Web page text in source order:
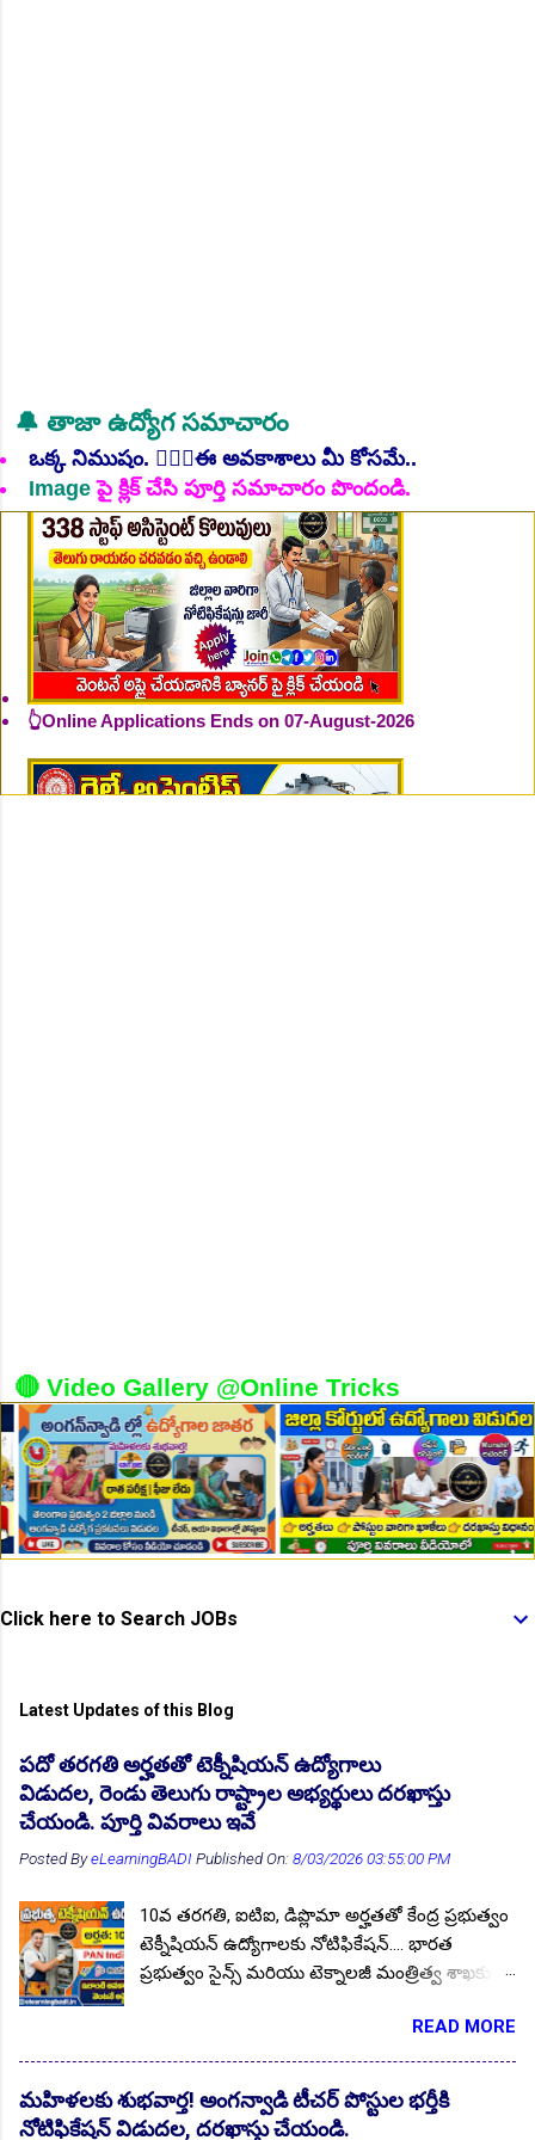
🔔 తాజా ఉద్యోగ సమాచారం
ఒక్క నిముషం. 💁🏻‍♂️ఈ అవకాశాలు మీ కోసమే..
Imageపై క్లిక్ చేసి పూర్తి సమాచారం పొందండి.
👆Online Applications Ends on 07-August-2026
👆Online Applications Ends on 10-August-2026
👆Online Applications Ends on 10-August-2026
🔴 Video Gallery @Online Tricks
Click here to Search JOBs
Latest Updates of this Blog
పదో తరగతి అర్హతతో టెక్నీషియన్ ఉద్యోగాలు
విడుదల, రెండు తెలుగు రాష్ట్రాల అభ్యర్థులు దరఖాస్తు
చేయండి. పూర్తి వివరాలు ఇవే
Posted ByeLearningBADI Published On:8/03/2026 03:55:00 PM
10వ తరగతి, ఐటిఐ, డిప్లొమా అర్హతతో కేంద్ర ప్రభుత్వం
టెక్నీషియన్ ఉద్యోగాలకు నోటిఫికేషన్.... భారత
ప్రభుత్వం సైన్స్ మరియు టెక్నాలజీ మంత్రిత్వ శాఖకు
(CSIR) లో ఖాళీగా ఉన్నటువంటి టెక్నీషియన్ పోస్టుల
భర్తీకి అర్హులైన భారతీయ అభ్యర్థుల నుండి ఆన్లైన్
దరఖాస్తులను ఆహ్వానిస్తున్న నోటిఫికేషన్ జారీ చేసింది.
అర్హులైన భారతీయ అభ్యర్థులు 04.07.2026 @
READ MORE
మహిళలకు శుభవార్త! అంగన్వాడి టీచర్ పోస్టుల భర్తీకి
నోటిఫికేషన్ విడుదల, దరఖాస్తు చేయండి.